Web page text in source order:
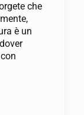
che
è un